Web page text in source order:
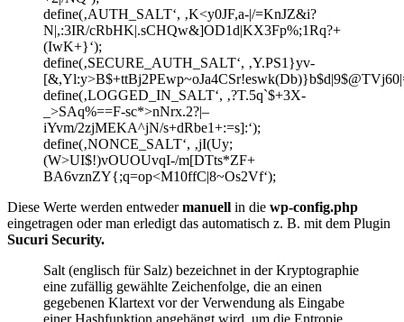
define(‚AUTH_SALT‘, ‚K<y0JF,a-|/=KnJZ&i?
N|,:3IR/cRbHK|.sCHQw&]OD1d|KX3Fp%;1Rq?+
(IwK+}‘);
define(‚SECURE_AUTH_SALT‘, ‚Y.PS1}yv-
define(‚LOGGED_IN_SALT‘, ‚?T.5q`$+3X-
_>SAq%==F-sc*>nNrx.2?|–
iYvm/2zjMEKA^jN/s+dRbe1+:=s]:‘);
define(‚NONCE_SALT‘, ‚jI(Uy;
(W>UI$!)vOUOUvqI-/m[DTts*ZF+
BA6vznZY{;q=op<M10ffC|8~Os2Vf‘);
Diese Werte werden entwedermanuell in die wp-config.php
eingetragen oder man erledigt das automatisch z. B. mit dem Plugin
Sucuri Security.
Salt (englisch für Salz) bezeichnet in der Kryptographie
eine zufällig gewählte Zeichenfolge, die an einen
gegebenen Klartext vor der Verwendung als Eingabe
einer Hashfunktion angehängt wird, um die Entropie